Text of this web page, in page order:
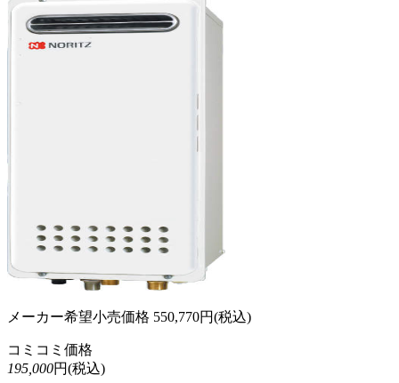
メーカー希望小売価格 550,770円(税込)
コミコミ価格
195,000円(税込)